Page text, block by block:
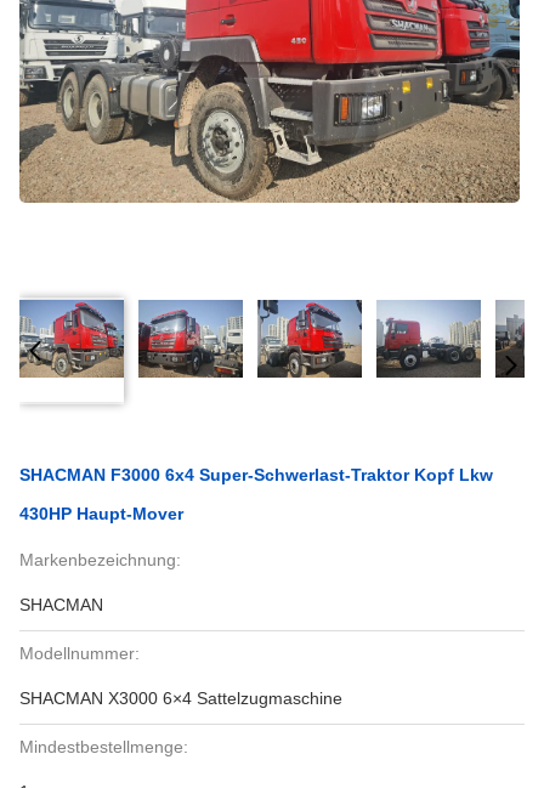
SHACMAN F3000 6x4 Super-Schwerlast-Traktor Kopf Lkw
430HP Haupt-Mover
Markenbezeichnung:
SHACMAN
Modellnummer:
SHACMAN X3000 6×4 Sattelzugmaschine
Mindestbestellmenge: